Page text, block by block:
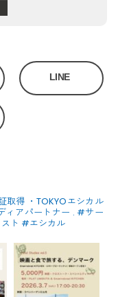
LINE
取得 ・TOKYOエシカル
ィアパートナー . #サー
ト #エシカル